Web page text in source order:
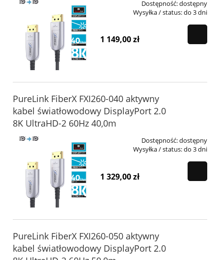
Dostępność:dostępny
Wysyłka / status:do 3 dni
1 149,00 zł
PureLink FiberX FXI260-040 aktywny
kabel światłowodowy DisplayPort 2.0
8K UltraHD-2 60Hz 40,0m
Dostępność:dostępny
Wysyłka / status:do 3 dni
1 329,00 zł
PureLink FiberX FXI260-050 aktywny
kabel światłowodowy DisplayPort 2.0